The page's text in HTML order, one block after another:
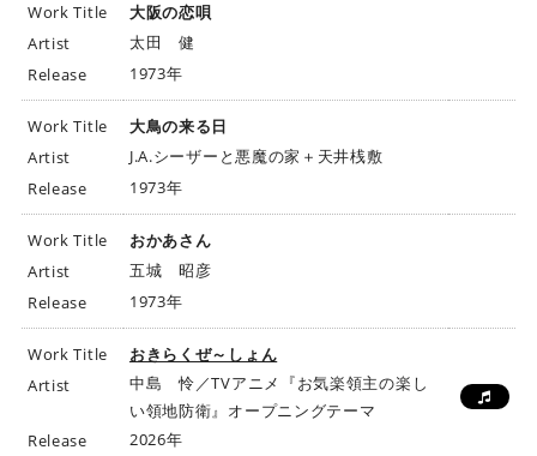
Work Title
大阪の恋唄
Artist
太田 健
Release
1973年
Work Title
大鳥の来る日
Artist
J.A.シーザーと悪魔の家＋天井桟敷
Release
1973年
Work Title
おかあさん
Artist
五城 昭彦
Release
1973年
Work Title
おきらくぜ～しょん
Artist
中島 怜／TVアニメ『お気楽領主の楽し
い領地防衛』オープニングテーマ
Release
2026年